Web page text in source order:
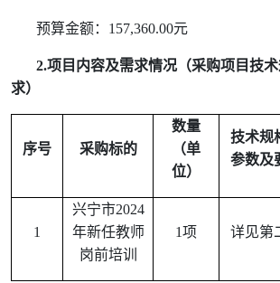
预算金额： 157,360.00元
2.项目内容及需求情况（采购项目技
求）
序号 采购标的
数量
（单
位）
技术规
参数及
1
兴宁市2024
年新任教师
岗前培训
1项 详见第